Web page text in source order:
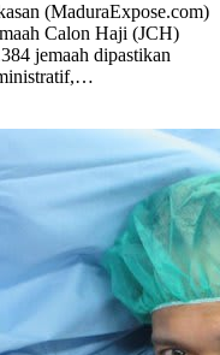
(MaduraExpose.com)
Calon Haji (JCH)
jemaah dipastikan